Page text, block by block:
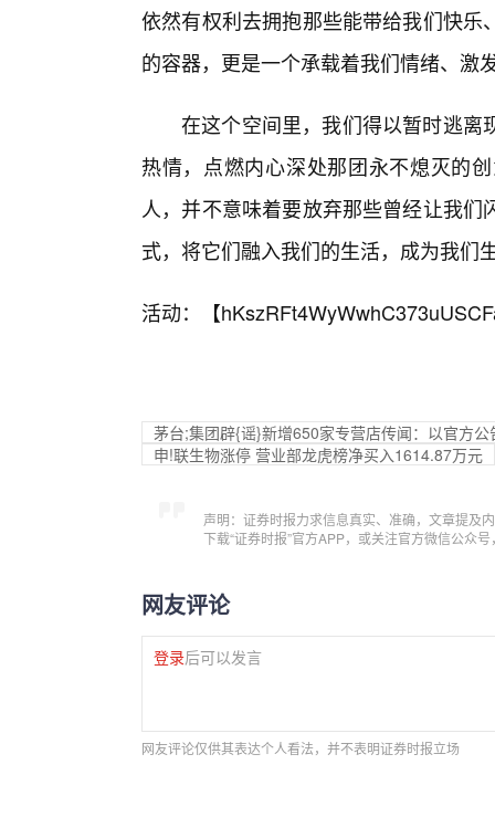
依然有权利去拥抱那些能带给我们快
的容器，更是一个承载着我们情绪、激
在这个空间里，我们得以暂时逃离
热情，点燃内心深处那团永不熄灭的
人，并不意味着要放弃那些曾经让我
式，将它们融入我们的生活，成为我们
活动：【
茅台;集团辟{谣}新增650家专营店传闻：以官方公
申!联生物涨停 营业部龙虎榜净买入1614.87万元
声明：证券时报力求信息真实、准确，文章提及
下载“证券时报”官方APP，或关注官方微信公众
网友评论
登录后可以发言
网友评论仅供其表达个人看法，并不表明证券时报立场